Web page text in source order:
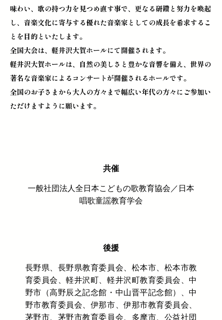
味わい、歌の持つ力を見つめ直す事で、更なる研鑽と努力を喚起
し、音楽文化に寄与する優れた音楽家としての成長を希求するこ
とを目的といたします。
全国大会は、軽井沢大賀ホールにて開催されます。
軽井沢大賀ホールは、自然の美しさと豊かな音響を備え、世界の
著名な音楽家によるコンサートが開催されるホールです。
全国のお子さまから大人の方々まで幅広い年代の方々にご参加い
ただけますように願います。
共催
一般社団法人全日本こどもの歌教育協会／日本
唱歌童謡教育学会
後援
長野県、長野県教育委員会、松本市、松本市教
育委員会、軽井沢町、軽井沢町教育委員会、中
野市（高野辰之記念館・中山晋平記念館）、中
野市教育委員会、伊那市、伊那市教育委員会、
茅野市、茅野市教育委員会、多摩市、公益社団